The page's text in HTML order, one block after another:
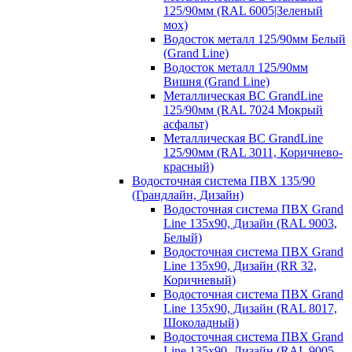
125/90мм (RAL 6005|Зеленый
мох)
Водосток металл 125/90мм Белый
(Grand Line)
Водосток металл 125/90мм
Вишня (Grand Line)
Металлическая ВС GrandLine
125/90мм (RAL 7024 Мокрый
асфальт)
Металлическая ВС GrandLine
125/90мм (RAL 3011, Коричнево-
красный)
Водосточная система ПВХ 135/90
(Грандлайн, Дизайн)
Водосточная система ПВХ Grand
Line 135х90, Дизайн (RAL 9003,
Белый)
Водосточная система ПВХ Grand
Line 135х90, Дизайн (RR 32,
Коричневый)
Водосточная система ПВХ Grand
Line 135х90, Дизайн (RAL 8017,
Шоколадный)
Водосточная система ПВХ Grand